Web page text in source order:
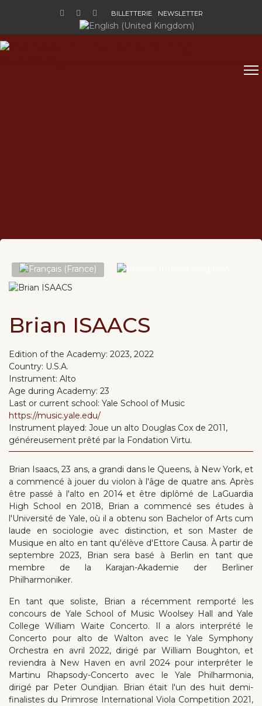
BILLETTERIE NEWSLETTER
Sélectionnez votre langue
Sélectionnez votre langue
Brian ISAACS
Edition of the Academy: 2023, 2022
Country: U.S.A.
Instrument: Alto
Age during Academy: 23
Last or current school: Yale School of Music
https://music.yale.edu/
Instrument played: Joue un alto Douglas Cox de 2011,
généreusement prêté par la Fondation Virtu.
Brian Isaacs, 23 ans, a grandi dans le Queens, à New York, et
a commencé à jouer du violon à l'âge de quatre ans. Après
être passé à l'alto en 2014 et être diplômé de LaGuardia
High School en 2018, Brian a commencé ses études à
l'Université de Yale, où il a obtenu son Bachelor of Arts cum
laude en sociologie avec distinction, et son Master de
Musique en alto en tant qu'élève d'Ettore Causa. À partir de
septembre 2023, Brian sera basé à Berlin en tant que
membre de la Karajan-Akademie der Berliner
Philharmoniker.
En tant que soliste, Brian a récemment remporté les
concours de Yale School of Music Woolsey Hall and Yale
College William Waite Concerto. Il a alors interprété le
Concerto pour alto de Walton avec le Yale Symphony
Orchestra en avril 2022, dirigé par William Boughton, et
reviendra à New Haven en avril 2024 pour interpréter le
Martinu Rhapsody-Concerto avec le Yale Philharmonia,
dirigé par Peter Oundjian. Brian était l'un des huit demi-
finalistes du Primrose International Viola Competition 2021,